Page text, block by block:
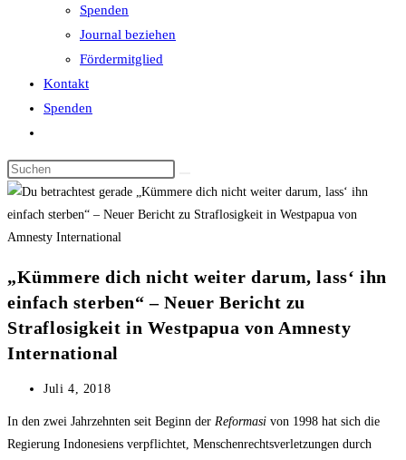
Spenden
Journal beziehen
Fördermitglied
Kontakt
Spenden
umschalten
Diese
Website
durchsuchen
„Kümmere dich nicht weiter darum, lass‘ ihn
einfach sterben“ – Neuer Bericht zu
Straflosigkeit in Westpapua von Amnesty
International
Beitrag
Juli 4, 2018
In den zwei Jahrzehnten seit Beginn der Reformasi von 1998 hat sich die
Regierung Indonesiens verpflichtet, Menschenrechtsverletzungen durch